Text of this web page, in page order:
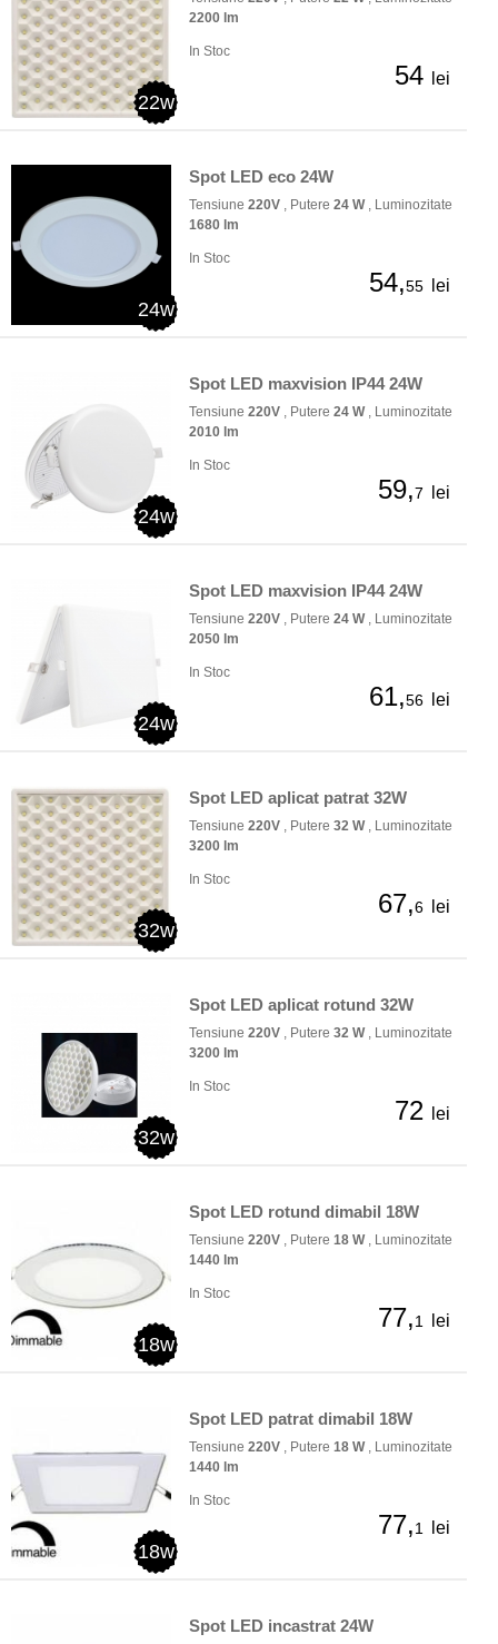
22w
2200 lm
In Stoc
54 lei
24w
Spot LED eco 24W
Tensiune 220V , Putere 24 W, Luminozitate
1680 lm
In Stoc
54,55 lei
24w
Spot LED maxvision IP44 24W
Tensiune 220V , Putere 24 W, Luminozitate
2010 lm
In Stoc
59,7 lei
24w
Spot LED maxvision IP44 24W
Tensiune 220V , Putere 24 W, Luminozitate
2050 lm
In Stoc
61,56 lei
32w
Spot LED aplicat patrat 32W
Tensiune 220V , Putere 32 W, Luminozitate
3200 lm
In Stoc
67,6 lei
32w
Spot LED aplicat rotund 32W
Tensiune 220V , Putere 32 W, Luminozitate
3200 lm
In Stoc
72 lei
18w
Spot LED rotund dimabil 18W
Tensiune 220V , Putere 18 W, Luminozitate
1440 lm
In Stoc
77,1 lei
18w
Spot LED patrat dimabil 18W
Tensiune 220V , Putere 18 W, Luminozitate
1440 lm
In Stoc
77,1 lei
Spot LED incastrat 24W